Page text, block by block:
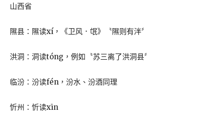
山西省
隰县：隰读xí，《卫风．氓》〝隰则有泮〞
洪洞：洞读tóng，例如〝苏三离了洪洞县〞
临汾：汾读fén，汾水、汾酒同理
忻州：忻读xīn